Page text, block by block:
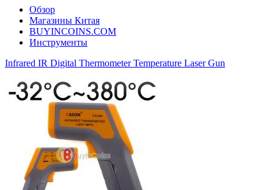
Обзор
Магазины Китая
BUYINCOINS.COM
Инструменты
Infrared IR Digital Thermometer Temperature Laser Gun